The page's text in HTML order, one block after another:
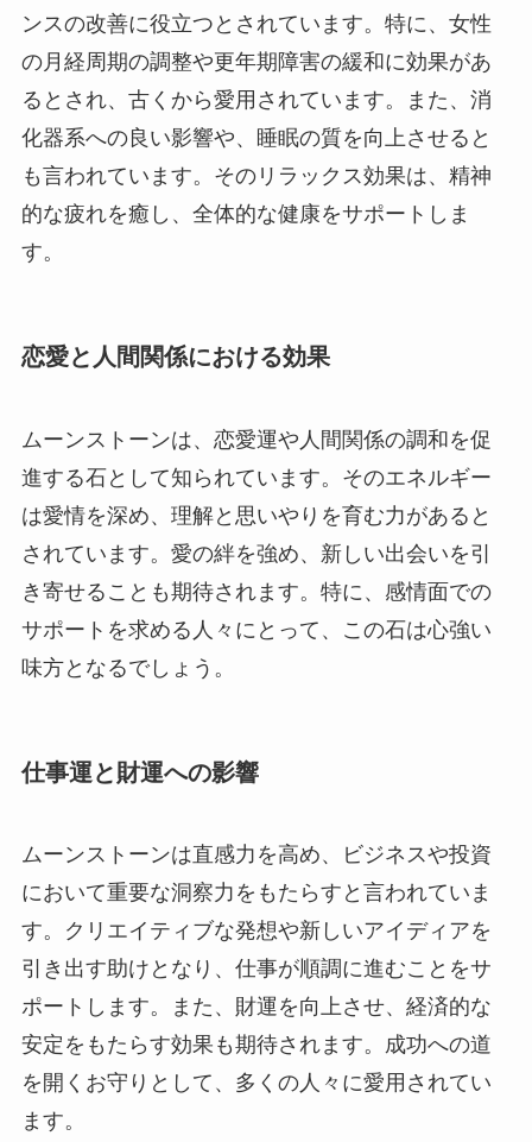
ンスの改善に役立つとされています。特に、女性
の月経周期の調整や更年期障害の緩和に効果があ
るとされ、古くから愛用されています。また、消
化器系への良い影響や、睡眠の質を向上させると
も言われています。そのリラックス効果は、精神
的な疲れを癒し、全体的な健康をサポートしま
す。
恋愛と人間関係における効果
ムーンストーンは、恋愛運や人間関係の調和を促
進する石として知られています。そのエネルギー
は愛情を深め、理解と思いやりを育む力があると
されています。愛の絆を強め、新しい出会いを引
き寄せることも期待されます。特に、感情面での
サポートを求める人々にとって、この石は心強い
味方となるでしょう。
仕事運と財運への影響
ムーンストーンは直感力を高め、ビジネスや投資
において重要な洞察力をもたらすと言われていま
す。クリエイティブな発想や新しいアイディアを
引き出す助けとなり、仕事が順調に進むことをサ
ポートします。また、財運を向上させ、経済的な
安定をもたらす効果も期待されます。成功への道
を開くお守りとして、多くの人々に愛用されてい
ます。